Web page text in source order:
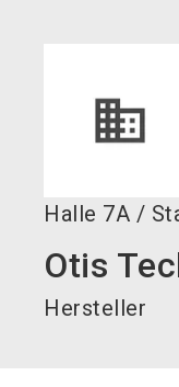
Halle 7A /
Otis
Hersteller